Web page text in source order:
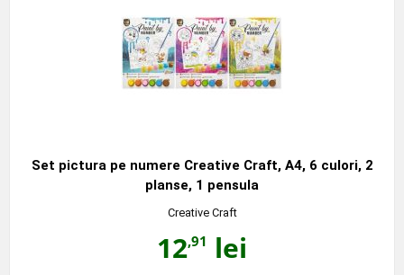
Set pictura pe numere Creative Craft, A4, 6 culori, 2
planse, 1 pensula
Creative Craft
12,91 lei